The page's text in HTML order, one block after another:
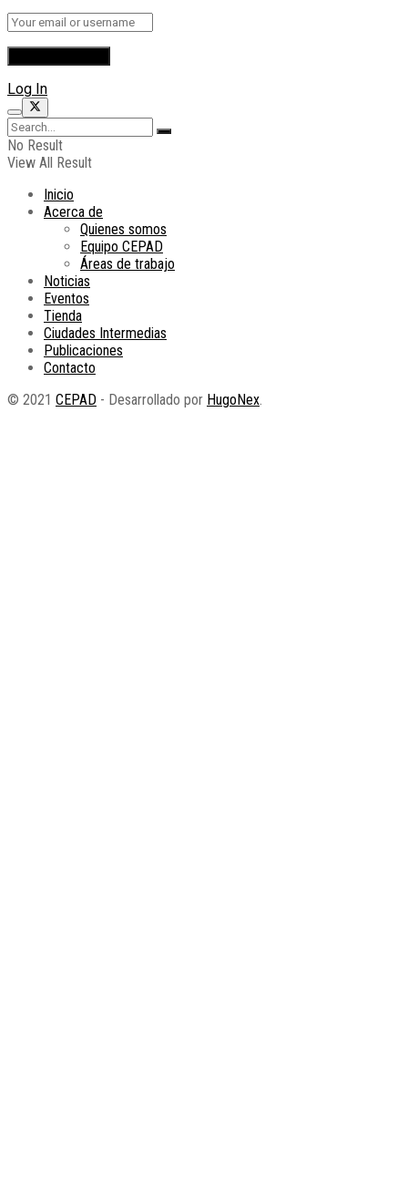
Log In
No Result
View All Result
Inicio
Acerca de
Quienes somos
Equipo CEPAD
Áreas de trabajo
Noticias
Eventos
Tienda
Ciudades Intermedias
Publicaciones
Contacto
© 2021 CEPAD - Desarrollado por HugoNex.